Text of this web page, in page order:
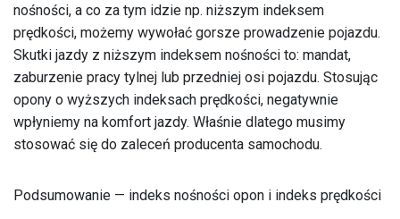
nośności, a co za tym idzie np. niższym indeksem
prędkości, możemy wywołać gorsze prowadzenie pojazdu.
Skutki jazdy z niższym indeksem nośności to: mandat,
zaburzenie pracy tylnej lub przedniej osi pojazdu. Stosując
opony o wyższych indeksach prędkości, negatywnie
wpłyniemy na komfort jazdy. Właśnie dlatego musimy
stosować się do zaleceń producenta samochodu.
Podsumowanie — indeks nośności opon i indeks prędkości